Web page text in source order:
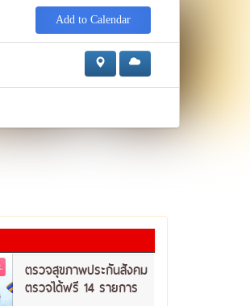
Add to Calendar
ตรวจสุขภาพประกันสังคม
ตรวจได้ฟรี 14 รายการ